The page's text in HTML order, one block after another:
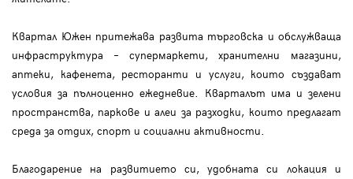
Квартал Южен притежава развита търговска и обслужваща
инфраструктура – супермаркети, хранителни магазини,
аптеки, кафенета, ресторанти и услуги, които създават
условия за пълноценно ежедневие. Кварталът има и зелени
пространства, паркове и алеи за разходки, които предлагат
среда за отдих, спорт и социални активности.
Благодарение на развитието си, удобната си локация и